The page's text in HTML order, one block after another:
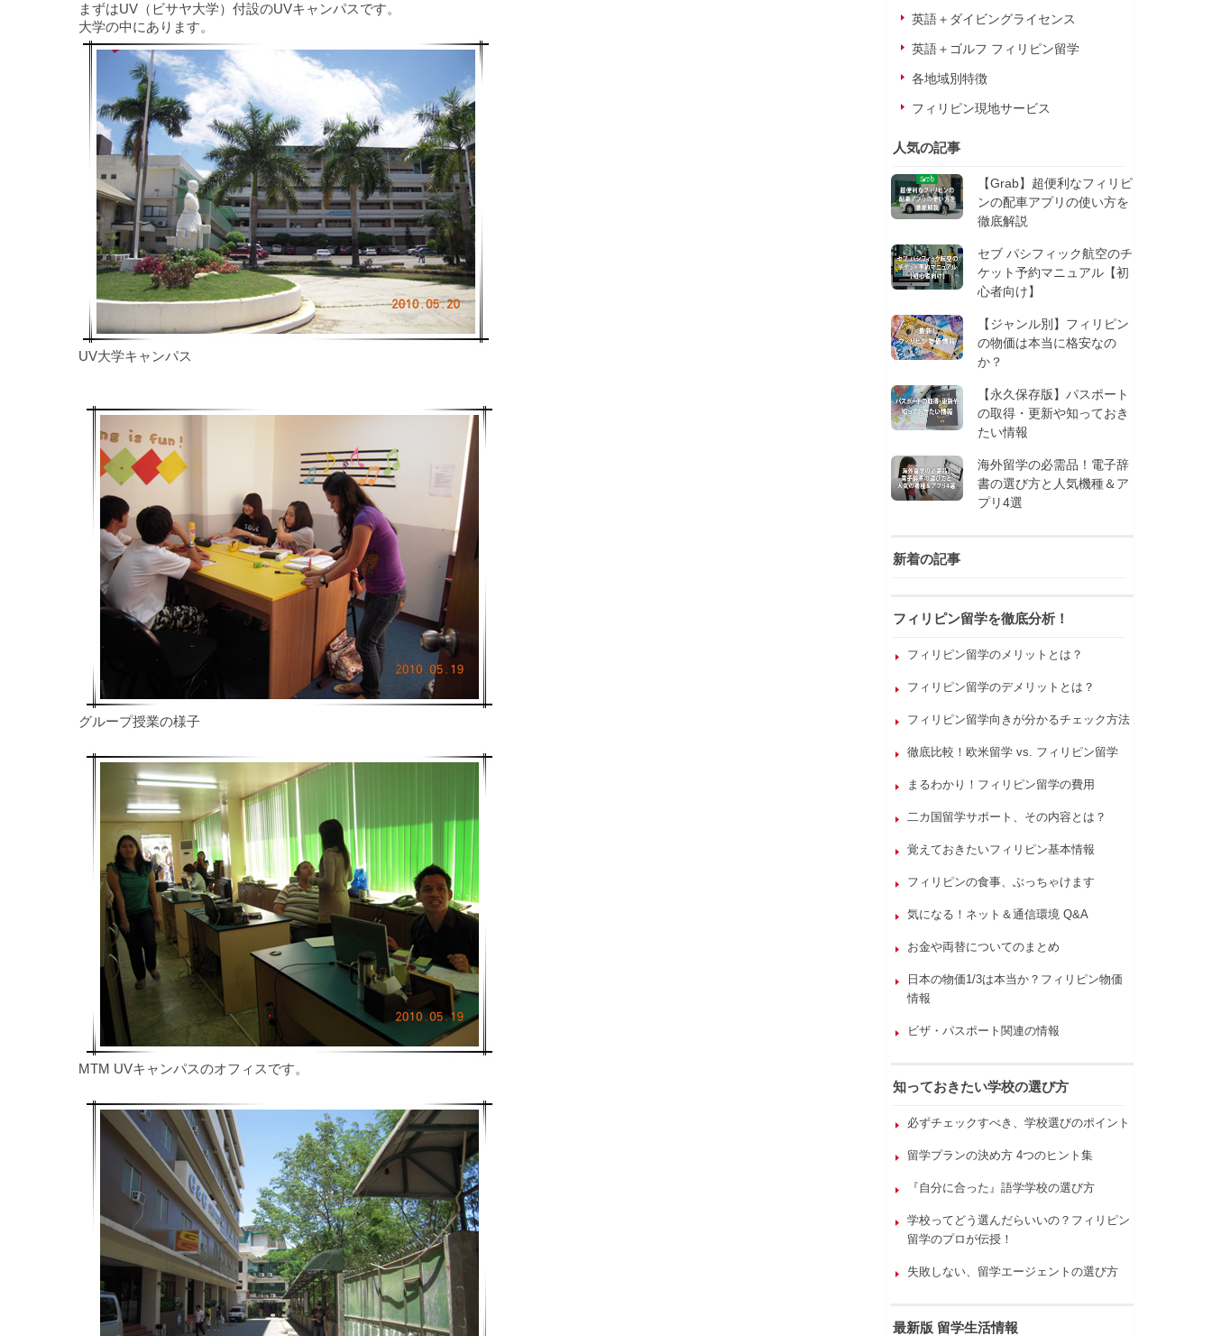
まずはUV（ビサヤ大学）付設のUVキャンパスです。
大学の中にあります。
UV大学キャンパス
グループ授業の様子
MTM UVキャンパスのオフィスです。
英語＋ダイビングライセンス
英語＋ゴルフ フィリピン留学
各地域別特徴
フィリピン現地サービス
人気の記事
【Grab】超便利なフィリピ
ンの配車アプリの使い方を
徹底解説
セブ パシフィック航空のチ
ケット予約マニュアル【初
心者向け】
【ジャンル別】フィリピン
の物価は本当に格安なの
か？
【永久保存版】パスポート
の取得・更新や知っておき
たい情報
海外留学の必需品！電子辞
書の選び方と人気機種＆ア
プリ4選
新着の記事
フィリピン留学を徹底分析！
フィリピン留学のメリットとは？
フィリピン留学のデメリットとは？
フィリピン留学向きが分かるチェック方法
徹底比較！欧米留学 vs. フィリピン留学
まるわかり！フィリピン留学の費用
二カ国留学サポート、その内容とは？
覚えておきたいフィリピン基本情報
フィリピンの食事、ぶっちゃけます
気になる！ネット＆通信環境 Q&A
お金や両替についてのまとめ
日本の物価1/3は本当か？フィリピン物価
情報
ビザ・パスポート関連の情報
知っておきたい学校の選び方
必ずチェックすべき、学校選びのポイント
留学プランの決め方 4つのヒント集
『自分に合った』語学学校の選び方
学校ってどう選んだらいいの？フィリピン
留学のプロが伝授！
失敗しない、留学エージェントの選び方
最新版 留学生活情報